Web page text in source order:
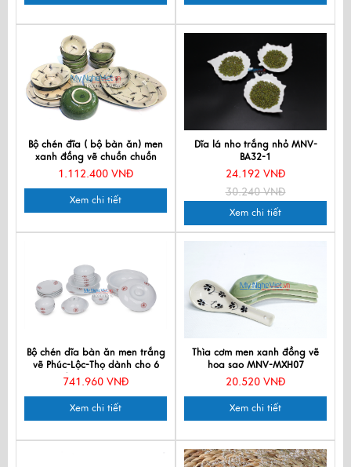
Bộ chén đĩa ( bộ bàn ăn) men
xanh đồng vẽ chuồn chuồn
MNV-MXH02
1.112.400 VNĐ
Xem chi tiết
Dĩa lá nho trắng nhỏ MNV-
BA32-1
24.192 VNĐ
30.240 VNĐ
Xem chi tiết
Bộ chén dĩa bàn ăn men trắng
vẽ Phúc-Lộc-Thọ dành cho 6
người MNV-BBA01-13
741.960 VNĐ
Xem chi tiết
Thìa cơm men xanh đồng vẽ
hoa sao MNV-MXH07
20.520 VNĐ
Xem chi tiết